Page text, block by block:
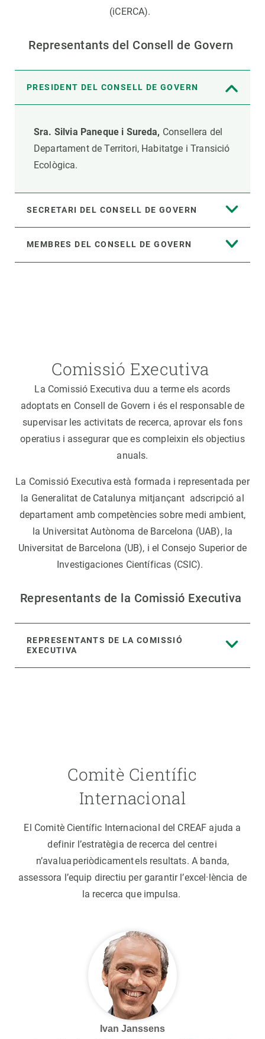
(iCERCA).
Representants del Consell de Govern
PRESIDENT DEL CONSELL DE GOVERN
Sra. Silvia Paneque i Sureda, Consellera del
Departament de Territori, Habitatge i Transició
Ecològica.
SECRETARI DEL CONSELL DE GOVERN
MEMBRES DEL CONSELL DE GOVERN
Comissió Executiva
La Comissió Executiva duu a terme els acords
adoptats en Consell de Govern i és el responsable de
supervisar les activitats de recerca, aprovar els fons
operatius i assegurar que es compleixin els objectius
anuals.
La Comissió Executiva està formada i representada per
la Generalitat de Catalunya mitjançant adscripció al
departament amb competències sobre medi ambient,
la Universitat Autònoma de Barcelona (UAB), la
Universitat de Barcelona (UB), i el Consejo Superior de
Investigaciones Científicas (CSIC).
Representants de la Comissió Executiva
REPRESENTANTS DE LA COMISSIÓ
EXECUTIVA
Comitè Científic
Internacional
El Comitè Científic Internacional del CREAF ajuda a
definir l’estratègia de recerca del centre i
n’avalua periòdicament els resultats. A banda,
assessora l’equip directiu per garantir l’excel·lència de
la recerca que impulsa.
Ivan Janssens